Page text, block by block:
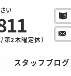
い
2木曜定休）
スタッフブログ